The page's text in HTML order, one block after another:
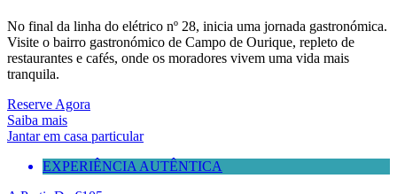
No final da linha do elétrico nº 28, inicia uma jornada gastronómica.
Visite o bairro gastronómico de Campo de Ourique, repleto de
restaurantes e cafés, onde os moradores vivem uma vida mais
tranquila.
Reserve Agora
Saiba mais
Jantar em casa particular
EXPERIÊNCIA AUTÊNTICA